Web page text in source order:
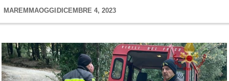
MAREMMAOGGI DICEMBRE 4, 2023